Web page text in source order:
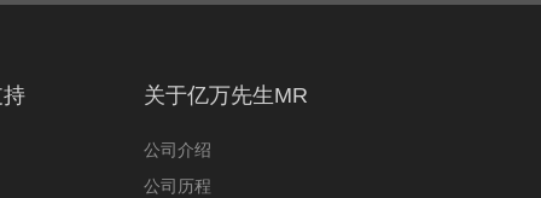
关于亿万先生MR
公司介绍
公司历程